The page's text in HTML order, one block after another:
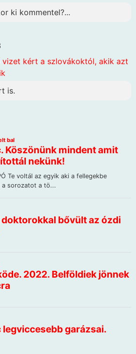
ki kommentel?...
vizet kért a szlovákoktól, akik azt
is.